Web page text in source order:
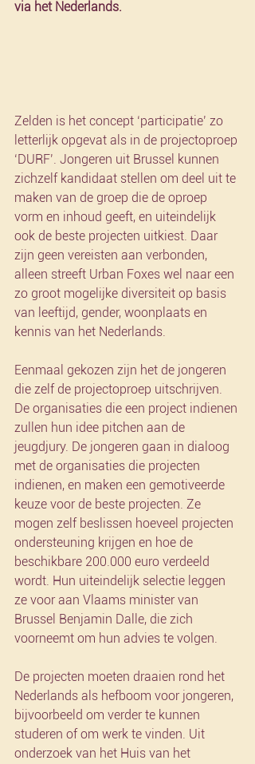
via het Nederlands.
Zelden is het concept ‘participatie’ zo
letterlijk opgevat als in de projectoproep
‘DURF’. Jongeren uit Brussel kunnen
zichzelf kandidaat stellen om deel uit te
maken van de groep die de oproep
vorm en inhoud geeft, en uiteindelijk
ook de beste projecten uitkiest. Daar
zijn geen vereisten aan verbonden,
alleen streeft Urban Foxes wel naar een
zo groot mogelijke diversiteit op basis
van leeftijd, gender, woonplaats en
kennis van het Nederlands.
Eenmaal gekozen zijn het de jongeren
die zelf de projectoproep uitschrijven.
De organisaties die een project indienen
zullen hun idee pitchen aan de
jeugdjury. De jongeren gaan in dialoog
met de organisaties die projecten
indienen, en maken een gemotiveerde
keuze voor de beste projecten. Ze
mogen zelf beslissen hoeveel projecten
ondersteuning krijgen en hoe de
beschikbare 200.000 euro verdeeld
wordt. Hun uiteindelijk selectie leggen
ze voor aan Vlaams minister van
Brussel Benjamin Dalle, die zich
voorneemt om hun advies te volgen.
De projecten moeten draaien rond het
Nederlands als hefboom voor jongeren,
bijvoorbeeld om verder te kunnen
studeren of om werk te vinden. Uit
onderzoek van het Huis van het